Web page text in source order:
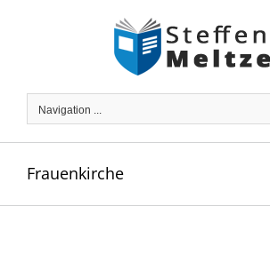
Navigation ...
Frauenkirche